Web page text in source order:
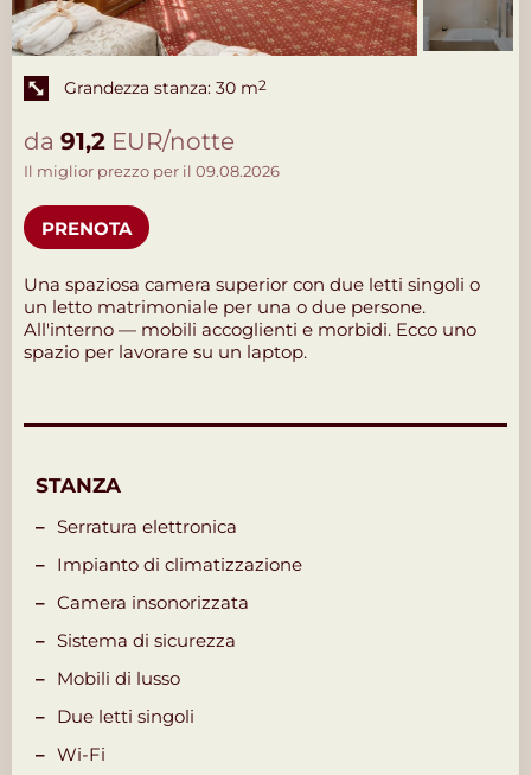
Una spaziosa camera superior con due letti singoli o
un letto matrimoniale per una o due persone.
All'interno — mobili accoglienti e morbidi. Ecco uno
spazio per lavorare su un laptop.
Grandezza stanza: 30 m2
da 91,2 EUR/notte
Il miglior prezzo per il 09.08.2026
PRENOTA
STANZA
Serratura elettronica
Impianto di climatizzazione
Camera insonorizzata
Sistema di sicurezza
Mobili di lusso
Due letti singoli
Wi-Fi